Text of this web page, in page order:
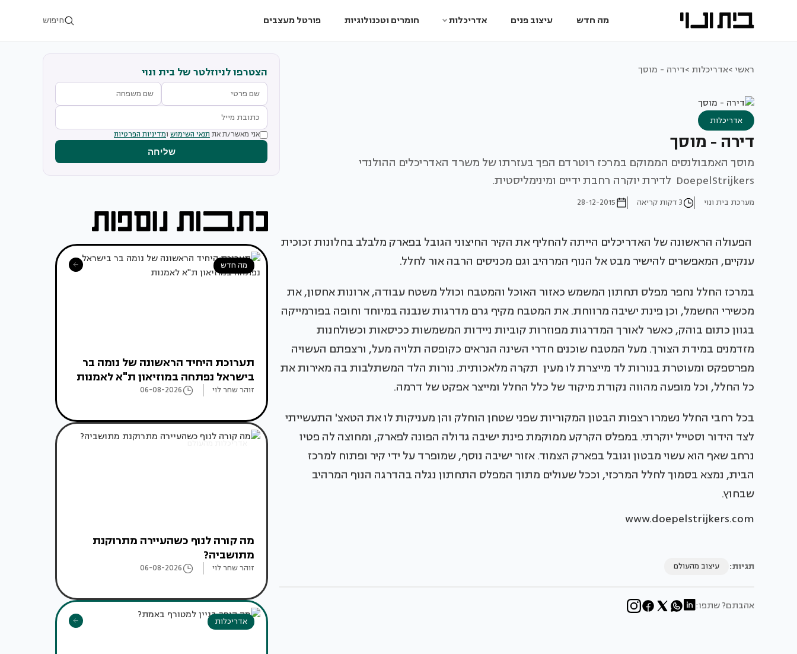
מה חדש עיצוב פנים אדריכלות חומרים וטכנולוגיות פורטל מעצבים חיפוש
ראשי >אדריכלות >דירה - מוסך
אדריכלות
דירה - מוסך
מוסך האמבולנסים הממוקם במרכז רוטרדם הפך בעזרתו של משרד האדריכלים ההולנדי
DoepelStrijkers לדירת יוקרה רחבת ידיים ומינימליסטית.
מערכת בית ונוי 3 דקות קריאה 28-12-2015
הפעולה הראשונה של האדריכלים הייתה להחליף את הקיר החיצוני הגובל בפארק מלבלב בחלונות זכוכית
ענקיים, המאפשרים להישיר מבט אל הנוף המרהיב וגם מכניסים הרבה אור לחלל.
במרכז החלל נחפר מפלס תחתון המשמש כאזור האוכל והמטבח וכולל משטח עבודה, ארונות אחסון, את
מכשירי החשמל, וכן פינת ישיבה מרווחת. את המטבח מקיף גרם מדרגות שנבנה במיוחד וחופה בפורמייקה
בגוון כתום בוהק, כאשר לאורך המדרגות מפוזרות קוביות ניידות המשמשות ככיסאות וכשולחנות
מזדמנים במידת הצורך. מעל המטבח שוכנים חדרי השינה הנראים כקופסה תלויה מעל, ורצפתם העשויה
מפרספקס ומעוטרת בנורות לד מייצרת לו מעין תקרה מלאכותית. נורות הלד המשתלבות בה מאירות את
כל החלל, וכל מופעה מהווה נקודת מיקוד של כלל החלל ומייצר אפקט של דרמה.
בכל רחבי החלל נשמרו רצפות הבטון המקוריות שפני שטחן הוחלק והן מעניקות לו את הטאצ' התעשייתי
לצד הידור וסטייל יוקרתי. במפלס הקרקע ממוקמת פינת ישיבה גדולה הפונה לפארק, ומחוצה לה פטיו
נרחב שאף הוא עשוי מבטון וגובל בפארק הצמוד. אזור ישיבה נוסף, שמופרד על ידי קיר ופתוח למרכז
הבית, נמצא בסמוך לחלל המרכזי, וככל שעולים מתוך המפלס התחתון נגלה בהדרגה הנוף המרהיב
שבחוץ.
www.doepelstrijkers.com
תגיות: עיצוב מהעולם
אהבתם? שתפו:
הצטרפו לניוזלטר של בית ונוי
אני מאשר/ת את תנאי השימוש ומדיניות הפרטיות
שליחה
מה חדש
תערוכת היחיד הראשונה של נומה בר
בישראל נפתחה במוזיאון ת"א לאמנות
זוהר שחר לוי 06-08-2026
אדריכלות מהעולם
מה קורה לנוף כשהעיירה מתרוקנת
מתושביה?
זוהר שחר לוי 06-08-2026
אדריכלות